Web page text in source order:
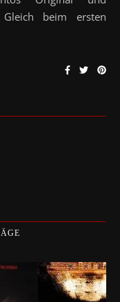
Gleich beim ersten